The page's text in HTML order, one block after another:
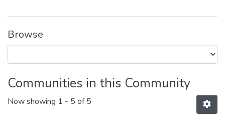
Browse
Communities in this Community
Now showing 1 - 5 of 5